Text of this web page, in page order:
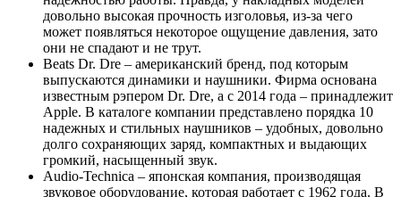
довольно высокая прочность изголовья, из-за чего
может появляться некоторое ощущение давления, зато
они не спадают и не трут.
Beats Dr. Dre – американский бренд, под которым
выпускаются динамики и наушники. Фирма основана
известным рэпером Dr. Dre, а с 2014 года – принадлежит
Apple. В каталоге компании представлено порядка 10
надежных и стильных наушников – удобных, довольно
долго сохраняющих заряд, компактных и выдающих
громкий, насыщенный звук.
Audio-Technica – японская компания, производящая
звуковое оборудование, которая работает с 1962 года. В